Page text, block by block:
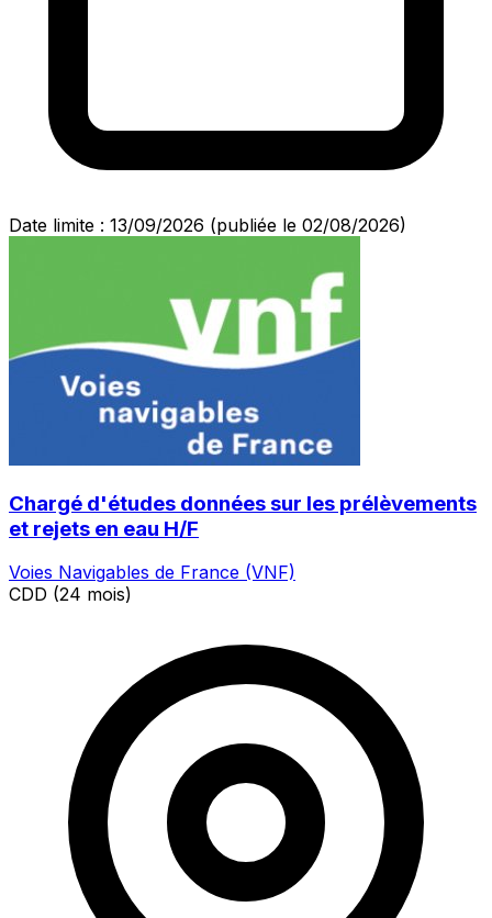
Date limite : 13/09/2026 (publiée le 02/08/2026)
Chargé d'études données sur les prélèvements
et rejets en eau H/F
Voies Navigables de France (VNF)
CDD (24 mois)